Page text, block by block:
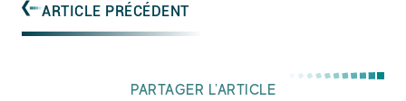
ARTICLE PRÉCÉDENT
PARTAGER L'ARTICLE